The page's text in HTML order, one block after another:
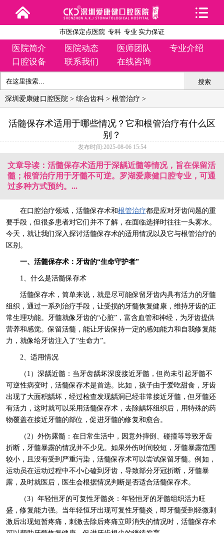
市医保定点医院 专科 专业 实力保证
医院简介 医院动态 医师团队
专业介绍
口腔设备
联系我们 在线咨询
搜索
深圳爱康健口腔医院 > 综合齿科 > 根管治疗 >
活髓保存术适用于哪些情况？它和根管治疗有什么区
别？
发布时间:2025-08-06 15:54
文章导读：活髓保存术适用于深龋近髓等情况，旨在保留活
髓；根管治疗用于牙髓不可逆。罗湖爱康健口腔专业，可通
过多种方式预约。...
在口腔治疗领域，活髓保存术和根管治疗都是应对牙齿问题的重
要手段，但很多患者对它们并不了解，在面临选择时往往一头雾水。
今天，就让我们深入探讨活髓保存术的适用情况以及它与根管治疗的
区别。
一、活髓保存术：牙齿的“生命守护者”
1、什么是活髓保存术
活髓保存术，简单来说，就是尽可能保留牙齿内具有活力的牙髓
组织，通过一系列治疗手段，让受损的牙髓恢复健康，维持牙齿的正
常生理功能。牙髓就像牙齿的“心脏”，富含血管和神经，为牙齿提供
营养和感觉。保留活髓，能让牙齿保持一定的感知能力和自我修复能
力，就像给牙齿注入了“生命力”。
2、适用情况
（1）深龋近髓：当牙齿龋坏深度接近牙髓，但尚未引起牙髓不
可逆性病变时，活髓保存术是首选。比如，孩子由于爱吃甜食，牙齿
出现了大面积龋坏，经过检查发现龋洞已经非常接近牙髓，但牙髓还
有活力，这时就可以采用活髓保存术，去除龋坏组织后，用特殊的药
物覆盖在接近牙髓的部位，促进牙髓的修复和愈合。
（2）外伤露髓：在日常生活中，因意外摔倒、碰撞等导致牙齿
折断，牙髓暴露的情况并不少见。如果外伤时间较短，牙髓暴露范围
较小，且没有受到严重污染，活髓保存术可以尝试保留牙髓。例如，
运动员在运动过程中不小心磕到牙齿，导致部分牙冠折断，牙髓暴
露，及时就医后，医生会根据情况判断是否适合活髓保存术。
（3）年轻恒牙的可复性牙髓炎：年轻恒牙的牙髓组织活力旺
盛，修复能力强。当年轻恒牙出现可复性牙髓炎，即牙髓受到轻微刺
激后出现短暂疼痛，刺激去除后疼痛立即消失的情况时，活髓保存术